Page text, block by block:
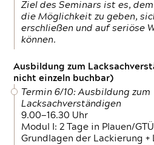
Ziel des Seminars ist es,
die Möglichkeit zu geben,
erschließen und auf seriöse
können.
Ausbildung zum
nicht einzeln buchbar)
Termin 6/10: Ausbildung zum
Lacksachverständigen
9.00—16.30 Uhr
Modul I: 2 Tage in Plauen/
Grundlagen der Lackierung +